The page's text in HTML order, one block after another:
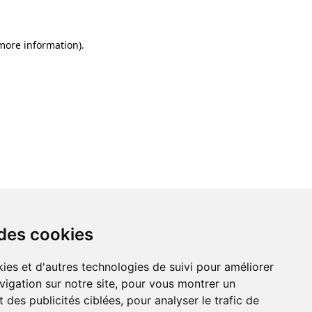
cookies
et d'autres technologies de suivi pour améliorer
sur notre site, pour vous montrer un
des publicités ciblées, pour analyser le trafic de
information).